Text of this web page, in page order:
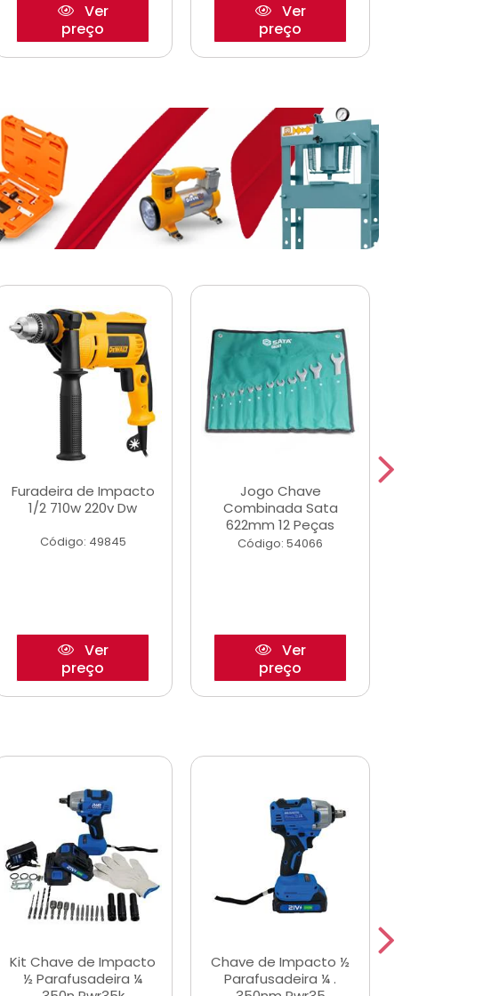
Ver
preço
Ver
preço
Furadeira de Impacto
1/2 710w 220v Dw
Código: 49845
Ver
preço
Jogo Chave
Combinada Sata
622mm 12 Peças
Código: 54066
Ver
preço
Kit Chave de Impacto
½ Parafusadeira ¼
Chave de Impacto ½
Parafusadeira ¼ .